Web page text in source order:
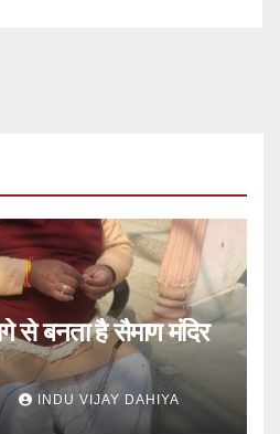
से बनता है सैमाण मंदिर
INDU VIJAY DAHIYA